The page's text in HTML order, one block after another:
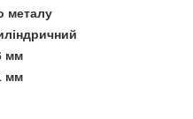
металу
мм
мм